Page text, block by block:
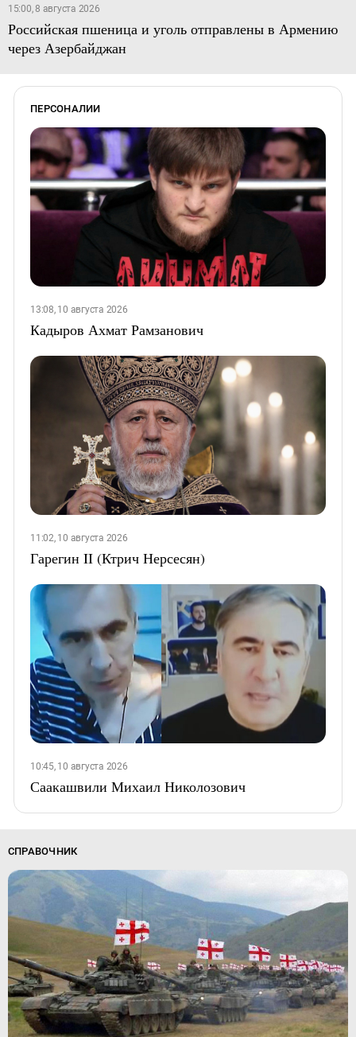
15:00, 8 августа 2026
Российская пшеница и уголь отправлены в Армению
через Азербайджан
ПЕРСОНАЛИИ
13:08, 10 августа 2026
Кадыров Ахмат Рамзанович
11:02, 10 августа 2026
Гарегин II (Ктрич Нерсесян)
10:45, 10 августа 2026
Саакашвили Михаил Николозович
СПРАВОЧНИК